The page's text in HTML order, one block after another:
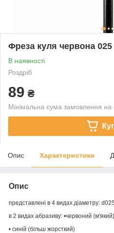
Фреза куля червона
В наявності
Роздріб
89 ₴
Мінімальна сума замовлення
Опис Характеристики
Опис
представлені в 4 видах діаметру:
в 2 видах абразиву: •червоний (м'який)
• синій (більш жорсткий)